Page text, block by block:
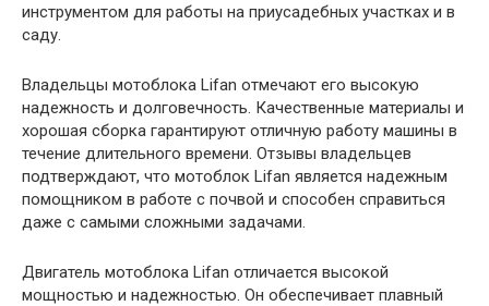
инструментом для работы на приусадебных участках и в
саду.
Владельцы мотоблока Lifan отмечают его высокую
надежность и долговечность. Качественные материалы и
хорошая сборка гарантируют отличную работу машины в
течение длительного времени. Отзывы владельцев
подтверждают, что мотоблок Lifan является надежным
помощником в работе с почвой и способен справиться
даже с самыми сложными задачами.
Двигатель мотоблока Lifan отличается высокой
мощностью и надежностью. Он обеспечивает плавный